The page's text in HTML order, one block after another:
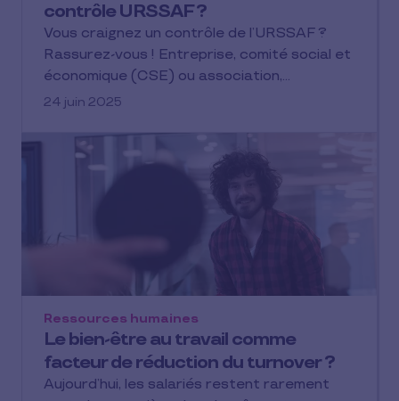
contrôle URSSAF ?
Vous craignez un contrôle de l’URSSAF ?
Rassurez-vous ! Entreprise, comité social et
économique (CSE) ou association,…
24 juin 2025
Le bien-être au travail comme
facteur de réduction du turnover ?
Ressources humaines
Aujourd’hui, les salariés restent rarement